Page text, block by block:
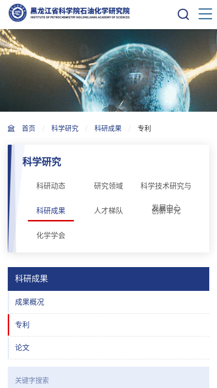
首页 科学研究 科研成果 专利
科学研究
科研动态 研究领域 科学技术研究与
发展中心
科研成果 人才梯队 创新单元
化学学会
科研成果
成果概况
专利
论文
关键字搜索